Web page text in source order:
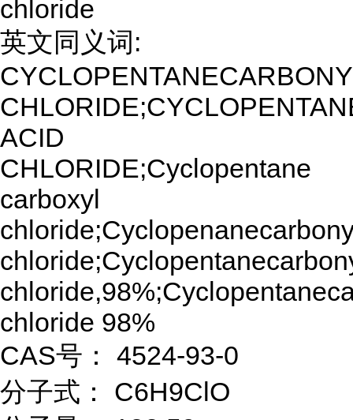
chloride
英文同义词:
ACID
CHLORIDE;Cyclopentane
carboxyl
chloride 98%
CAS号： 4524-93-0
分子式： C6H9ClO